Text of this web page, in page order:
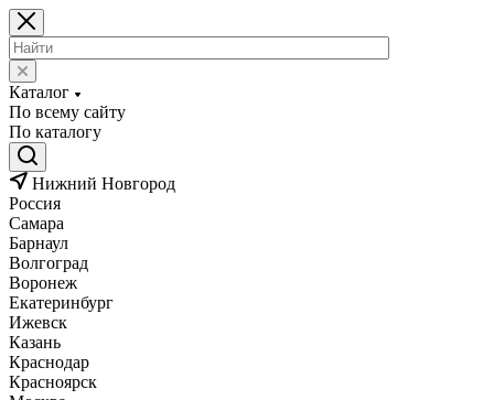
Каталог
По всему сайту
По каталогу
Нижний Новгород
Россия
Самара
Барнаул
Волгоград
Воронеж
Екатеринбург
Ижевск
Казань
Краснодар
Красноярск